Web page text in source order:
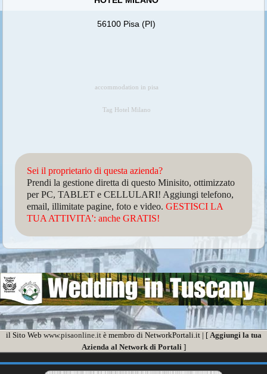
56100 Pisa (PI)
accommodation in pisa
Tag Hotel Milano
Sei il proprietario di questa azienda?
Prendi la gestione diretta di questo Minisito, ottimizzato
per PC, TABLET e CELLULARI! Aggiungi telefono,
email, illimitate pagine, foto e video.GESTISCI LA
TUA ATTIVITA': anche GRATIS!
il Sito Web www.pisaonline.itè membro di NetworkPortali.it | [ Aggiungi la tua
Azienda al Network di Portali]